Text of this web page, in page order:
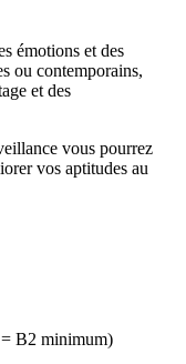
émotions et des
ou contemporains,
et des
vous pourrez
vos aptitudes au
B2 minimum)